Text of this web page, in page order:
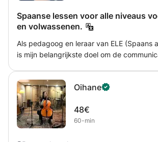
Spaanse lessen voor alle niveaus
en volwassenen.
Als pedagoog en leraar van ELE (Spaans
is mijn belangrijkste doel om de
voeren, werk ik met verschillende
gereedschappen die de lessen dynamiek
geven. De lessen worden aangepast aan
het niveau van de cursisten.
Oihane
48€
60-min